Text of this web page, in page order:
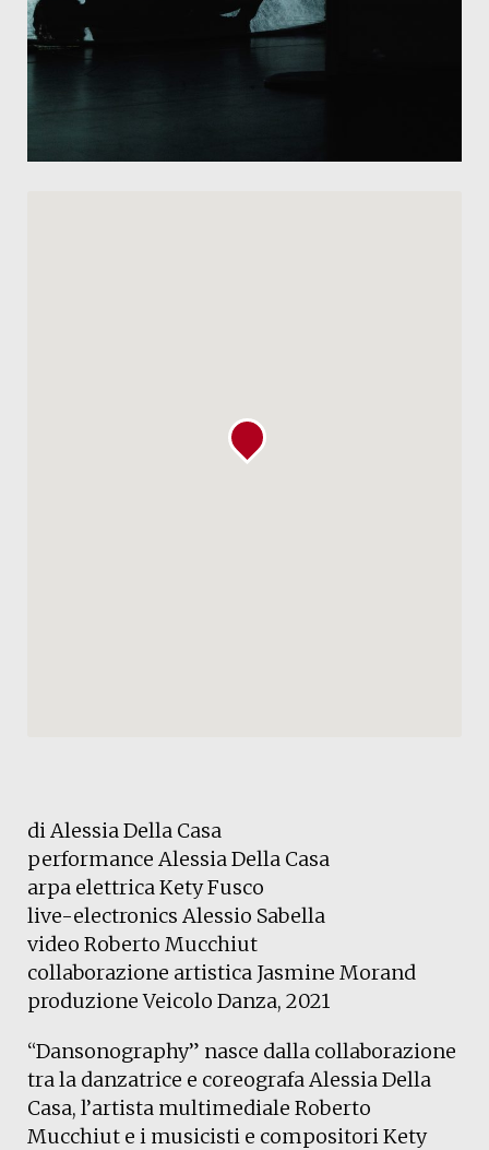
di Alessia Della Casa
performance Alessia Della Casa
arpa elettrica Kety Fusco
live-electronics Alessio Sabella
video Roberto Mucchiut
collaborazione artistica Jasmine Morand
produzione Veicolo Danza, 2021
“Dansonography” nasce dalla collaborazione
tra la danzatrice e coreografa Alessia Della
Casa, l’artista multimediale Roberto
Mucchiut e i musicisti e compositori Kety